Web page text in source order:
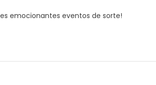
emocionantes eventos de sorte!